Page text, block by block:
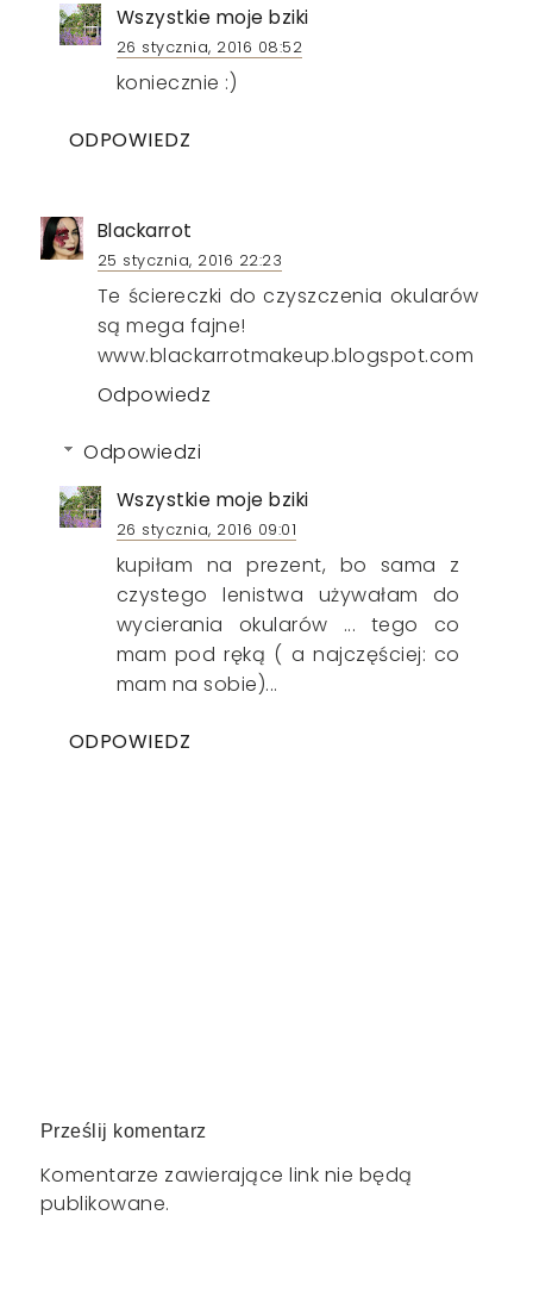
Wszystkie moje bziki
26 stycznia, 2016 08:52
koniecznie :)
ODPOWIEDZ
Blackarrot
25 stycznia, 2016 22:23
Te ściereczki do czyszczenia okularów
są mega fajne!
www.blackarrotmakeup.blogspot.com
Odpowiedz
Odpowiedzi
Wszystkie moje bziki
26 stycznia, 2016 09:01
kupiłam na prezent, bo sama z
czystego lenistwa używałam do
wycierania okularów ... tego co
mam pod ręką ( a najczęściej: co
mam na sobie)...
ODPOWIEDZ
Prześlij komentarz
Komentarze zawierające link nie będą
publikowane.